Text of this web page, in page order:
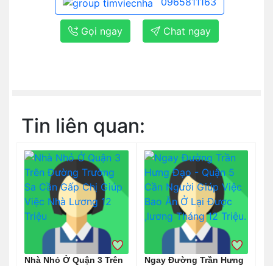
Gọi ngay Chat ngay
Tin liên quan:
Nhà Nhỏ Ở Quận 3 Trên
Ngay Đường Trần Hưng